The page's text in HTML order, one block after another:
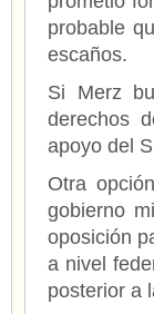
probable
escaños.
Si Merz
derechos
apoyo del
Otra
gobierno
oposición
a nivel
posterior a